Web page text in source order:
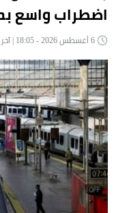
اضطراب واسع